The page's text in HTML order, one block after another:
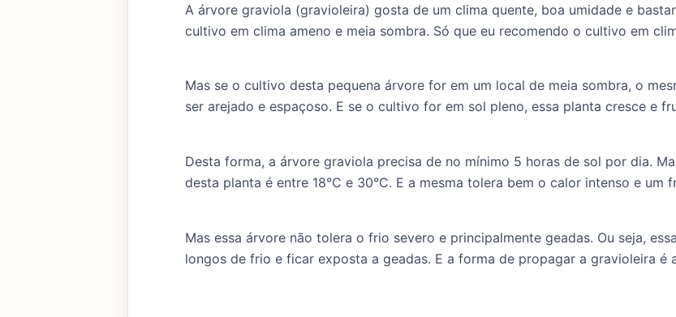
A árvore graviola (gravioleira) gosta de um clima quente, boa umidade e
cultivo em clima ameno e meia sombra. Só que eu recomendo o cultivo em
Mas se o cultivo desta pequena árvore for em um local de meia sombra, o
ser arejado e espaçoso. E se o cultivo for em sol pleno, essa planta cresce e
Desta forma, a árvore graviola precisa de no mínimo 5 horas de sol por dia.
desta planta é entre 18°C e 30°C. E a mesma tolera bem o calor intenso e um
Mas essa árvore não tolera o frio severo e principalmente geadas. Ou seja,
longos de frio e ficar exposta a geadas. E a forma de propagar a gravioleira é